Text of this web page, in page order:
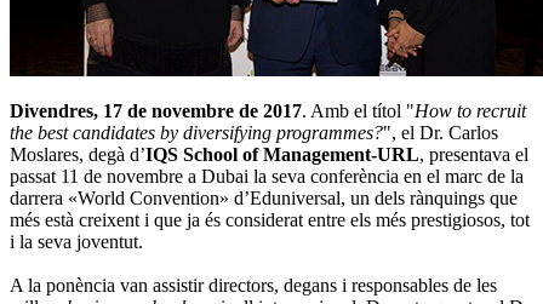
Divendres, 17 de novembre de 2017. Amb el títol "How to recruit
the best candidates by diversifying programmes?", el Dr. Carlos
Moslares, degà d’IQS School of Management-URL, presentava el
passat 11 de novembre a Dubai la seva conferència en el marc de la
darrera «World Convention» d’Eduniversal, un dels rànquings que
més està creixent i que ja és considerat entre els més prestigiosos, tot
i la seva joventut.
A la ponència van assistir directors, degans i responsables de les